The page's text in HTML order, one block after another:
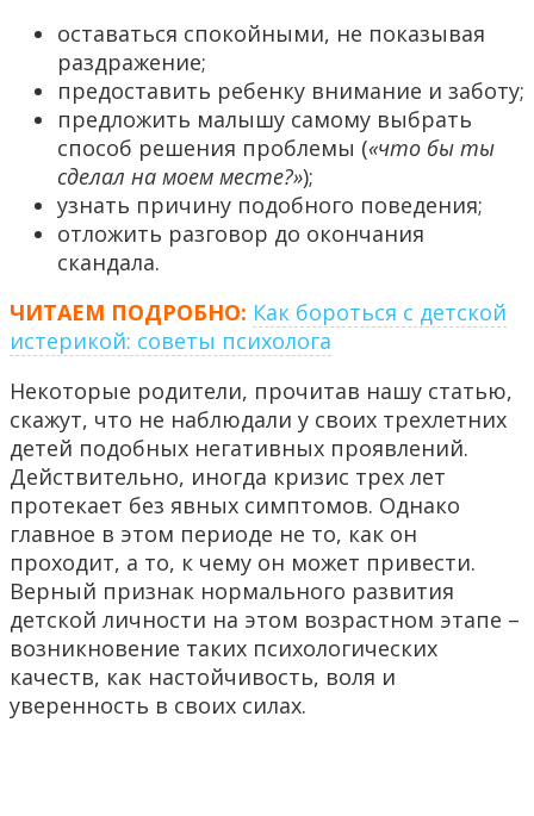
оставаться спокойными, не показывая
раздражение;
предоставить ребенку внимание и заботу;
предложить малышу самому выбрать
способ решения проблемы («что бы ты
сделал на моем месте?»);
узнать причину подобного поведения;
отложить разговор до окончания
скандала.
ЧИТАЕМ ПОДРОБНО: Как бороться с детской
истерикой: советы психолога
Некоторые родители, прочитав нашу статью,
скажут, что не наблюдали у своих трехлетних
детей подобных негативных проявлений.
Действительно, иногда кризис трех лет
протекает без явных симптомов. Однако
главное в этом периоде не то, как он
проходит, а то, к чему он может привести.
Верный признак нормального развития
детской личности на этом возрастном этапе –
возникновение таких психологических
качеств, как настойчивость, воля и
уверенность в своих силах.